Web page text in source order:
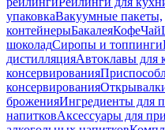
упаковкаВакуумные пакеты,
контейнерыБакалеяКофеЧай
шоколадСиропы и топпинги
дистилляцияАвтоклавы для
консервирования
консервирования
броженияИнгредиенты для
напитковАксессуары для